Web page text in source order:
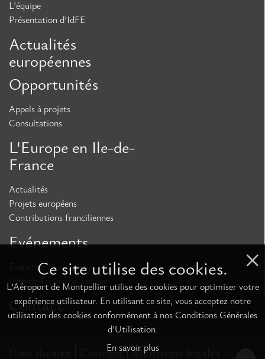
L'équipe
Présentation d'IdFE
Actualités
européennes
Opportunités
Appels à projets
Consultations
L'Europe en Ile-de-
France
Actualités
Projets européens
Contributions franciliennes
Evénements
Evénement européens
L'île-de-France en Europe
Contact
Contact Mentions légales
Ce site utilise des cookies.
L’Aéroport de Montpellier utilise des cookies pour optimiser votre
expérience utilisateur. En utilisant ce site, vous acceptez notre
utilisation des cookies conformément à nos Conditions Générales
d'Utilisation.
En savoir plus